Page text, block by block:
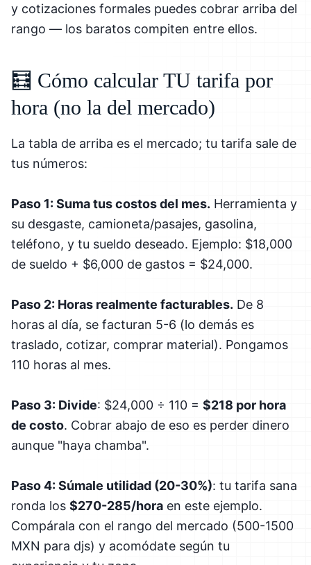
y cotizaciones formales puedes cobrar arriba del
rango — los baratos compiten entre ellos.
🧮 Cómo calcular TU tarifa por
hora (no la del mercado)
La tabla de arriba es el mercado; tu tarifa sale de
tus números:
Paso 1: Suma tus costos del mes. Herramienta y
su desgaste, camioneta/pasajes, gasolina,
teléfono, y tu sueldo deseado. Ejemplo: $18,000
de sueldo + $6,000 de gastos = $24,000.
Paso 2: Horas realmente facturables. De 8
horas al día, se facturan 5-6 (lo demás es
traslado, cotizar, comprar material). Pongamos
110 horas al mes.
Paso 3: Divide: $24,000 ÷ 110 = $218 por hora
de costo. Cobrar abajo de eso es perder dinero
aunque "haya chamba".
Paso 4: Súmale utilidad (20-30%): tu tarifa sana
ronda los $270-285/hora en este ejemplo.
Compárala con el rango del mercado (500-1500
MXN para djs) y acomódate según tu